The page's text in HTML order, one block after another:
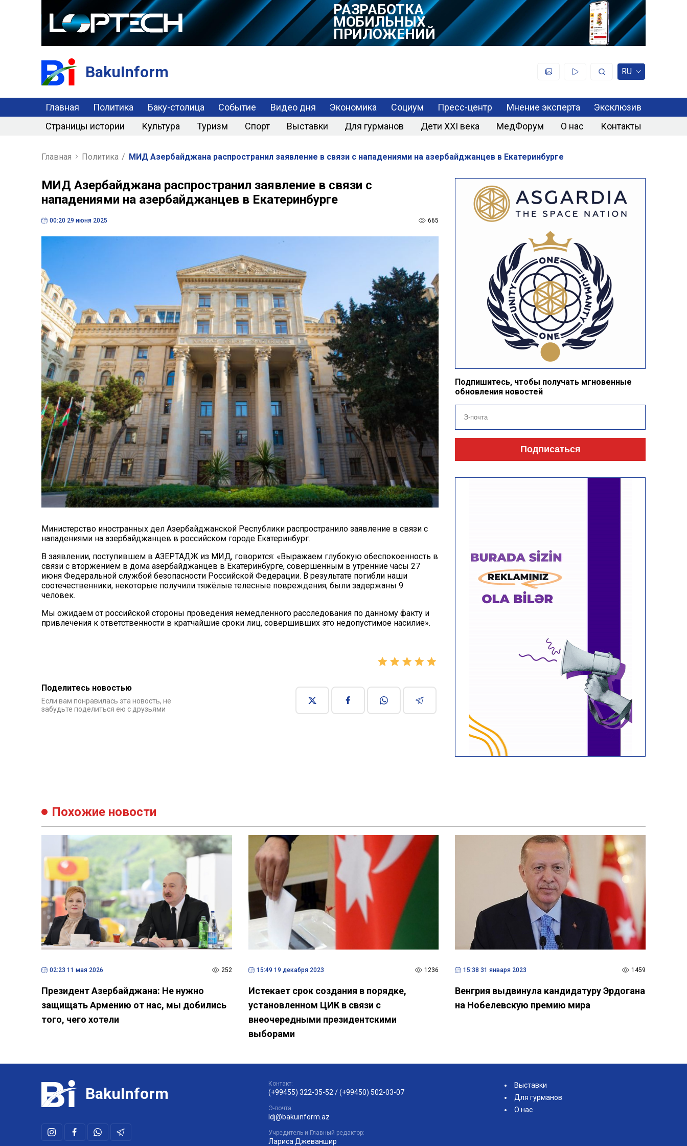
РАЗРАБОТКА
МОБИЛЬНЫХ
ПРИЛОЖЕНИЙ
BakuInform RU
Главная Политика Баку-столица Событие Видео дня Экономика Социум Пресс-центр Мнение эксперта
Эксклюзив
Страницы истории
Культура Туризм Спорт Выставки Для гурманов Дети XXI века МедФорум О нас Контакты
Главная Политика / МИД Азербайджана распространил заявление в связи с нападениями на азербайджанцев в Екатеринбурге
МИД Азербайджана распространил заявление в связи с
нападениями на азербайджанцев в Екатеринбурге
00:20 29 июня 2025 665
Министерство иностранных дел Азербайджанской Республики распространило заявление в связи с
нападениями на азербайджанцев в российском городе Екатеринбург.
В заявлении, поступившем в АЗЕРТАДЖ из МИД, говорится: «Выражаем глубокую обеспокоенность в
связи с вторжением в дома азербайджанцев в Екатеринбурге, совершенным в утренние часы 27
июня Федеральной службой безопасности Российской Федерации. В результате погибли наши
соотечественники, некоторые получили тяжёлые телесные повреждения, были задержаны 9
человек.
Мы ожидаем от российской стороны проведения немедленного расследования по данному факту и
привлечения к ответственности в кратчайшие сроки лиц, совершивших это недопустимое насилие».
Поделитесь новостью
Если вам понравилась эта новость, не
забудьте поделиться ею с друзьями
Подпишитесь, чтобы получать мгновенные
обновления новостей
Подписаться
Похожие новости
02:23 11 мая 2026 252
Президент Азербайджана: Не нужно
защищать Армению от нас, мы добились
того, чего хотели
15:49 19 декабря 2023 1236
Истекает срок создания в порядке,
установленном ЦИК в связи с
внеочередными президентскими
выборами
15:38 31 января 2023 1459
Венгрия выдвинула кандидатуру Эрдогана
на Нобелевскую премию мира
BakuInform
Контакт:
(+99455) 322-35-52 /(+99450) 502-03-07
Э-почта:
ldj@bakuinform.az
Учредитель и Главный редактор:
Лариса Джеваншир
Выставки
Для гурманов
О нас